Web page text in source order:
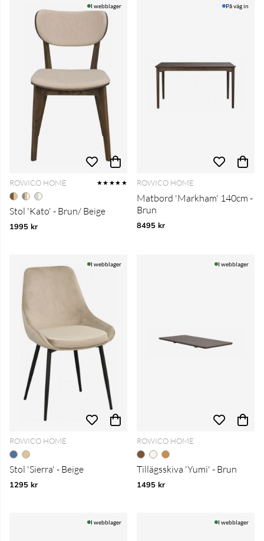
I webblager
ROWICO HOME ★★★★★
Stol 'Kato' - Brun/ Beige
1995 kr
På väg in
ROWICO HOME
Matbord 'Markham' 140cm -
Brun
8495 kr
I webblager
ROWICO HOME
Stol 'Sierra' - Beige
1295 kr
I webblager
ROWICO HOME
Tillägsskiva 'Yumi' - Brun
1495 kr
I webblager I webblager